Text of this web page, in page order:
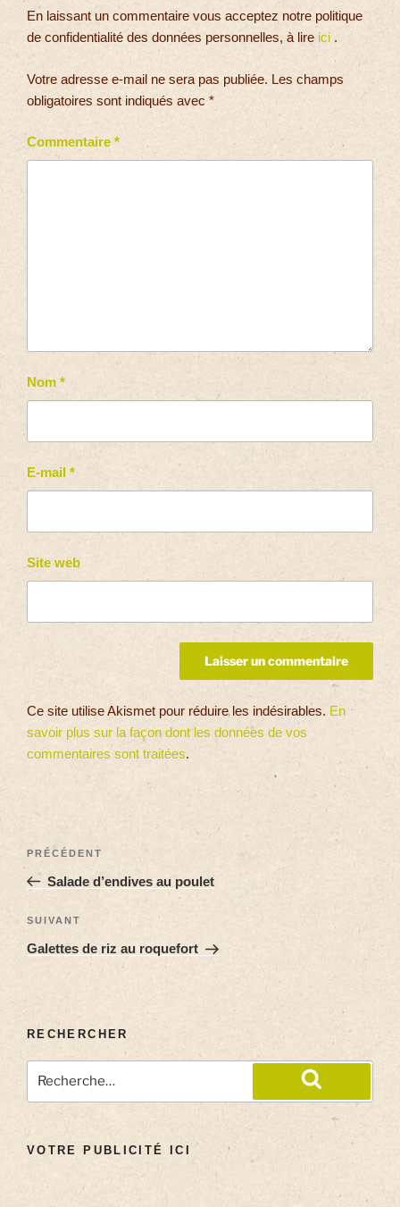
En laissant un commentaire vous acceptez notre politique
de confidentialité des données personnelles, à lire ici .
Votre adresse e-mail ne sera pas publiée. Les champs
obligatoires sont indiqués avec *
Commentaire *
Nom *
E-mail *
Site web
Ce site utilise Akismet pour réduire les indésirables. En
savoir plus sur la façon dont les données de vos
commentaires sont traitées.
PRÉCÉDENT
Salade d’endives au poulet
SUIVANT
Galettes de riz au roquefort
RECHERCHER
VOTRE PUBLICITÉ ICI